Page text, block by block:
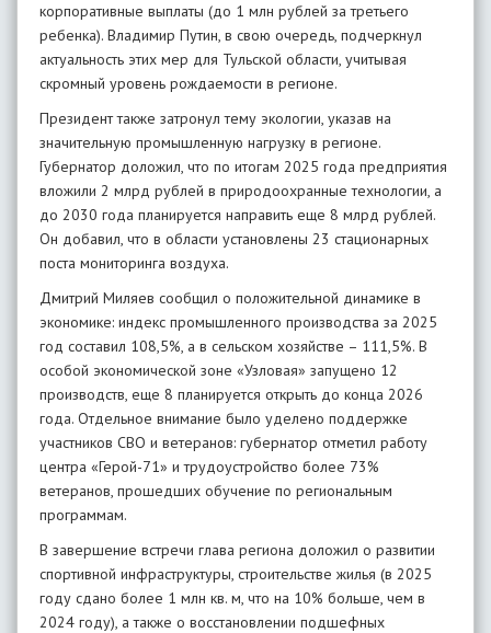
корпоративные выплаты (до 1 млн рублей за третьего
ребенка). Владимир Путин, в свою очередь, подчеркнул
актуальность этих мер для Тульской области, учитывая
скромный уровень рождаемости в регионе.
Президент также затронул тему экологии, указав на
значительную промышленную нагрузку в регионе.
Губернатор доложил, что по итогам 2025 года предприятия
вложили 2 млрд рублей в природоохранные технологии, а
до 2030 года планируется направить еще 8 млрд рублей.
Он добавил, что в области установлены 23 стационарных
поста мониторинга воздуха.
Дмитрий Миляев сообщил о положительной динамике в
экономике: индекс промышленного производства за 2025
год составил 108,5%, а в сельском хозяйстве – 111,5%. В
особой экономической зоне «Узловая» запущено 12
производств, еще 8 планируется открыть до конца 2026
года. Отдельное внимание было уделено поддержке
участников СВО и ветеранов: губернатор отметил работу
центра «Герой-71» и трудоустройство более 73%
ветеранов, прошедших обучение по региональным
программам.
В завершение встречи глава региона доложил о развитии
спортивной инфраструктуры, строительстве жилья (в 2025
году сдано более 1 млн кв. м, что на 10% больше, чем в
2024 году), а также о восстановлении подшефных